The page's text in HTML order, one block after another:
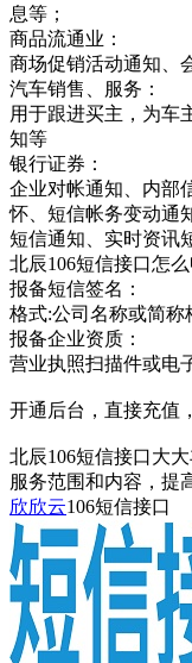
息等；
商品流通业：
商场促销活动通知、
汽车销售、服务：
用于跟进买主，为车
知等
银行证券：
企业对帐通知、内部
怀、短信帐务变动通
短信通知、实时资讯
北辰106短信接口怎么
报备短信签名：
格式:公司名称或简称
报备企业资质：
营业执照扫描件或电
开通后台，直接充值
北辰106短信接口大
服务范围和内容，提
欣欣云106短信接口